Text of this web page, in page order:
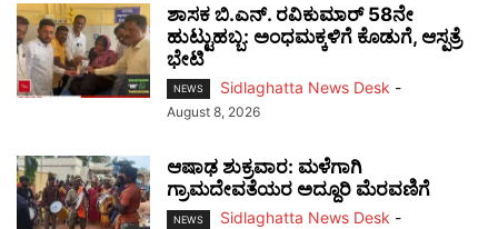
ಶಾಸಕ ಬಿ.ಎನ್. ರವಿಕುಮಾರ್ 58ನೇ
ಹುಟ್ಟುಹಬ್ಬ: ಅಂಧಮಕ್ಕಳಿಗೆ ಕೊಡುಗೆ, ಆಸ್ಪತ್ರೆ
ಭೇಟಿ
NEWS Sidlaghatta News Desk -
August 8, 2026
ಆಷಾಢ ಶುಕ್ರವಾರ: ಮಳೆಗಾಗಿ
ಗ್ರಾಮದೇವತೆಯರ ಅದ್ದೂರಿ ಮೆರವಣಿಗೆ
NEWS Sidlaghatta News Desk -